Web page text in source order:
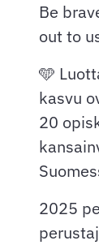
Be
out to
🩵
kasvu
20
2025